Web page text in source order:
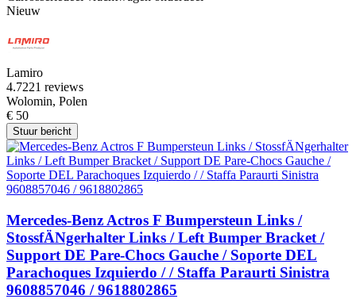
Nieuw
Lamiro
4.7221 reviews
Wolomin, Polen
€ 50
Stuur bericht
Mercedes-Benz Actros F Bumpersteun Links /
StossfÄNgerhalter Links / Left Bumper Bracket /
Support DE Pare-Chocs Gauche / Soporte DEL
Parachoques Izquierdo / / Staffa Paraurti Sinistra
9608857046 / 9618802865